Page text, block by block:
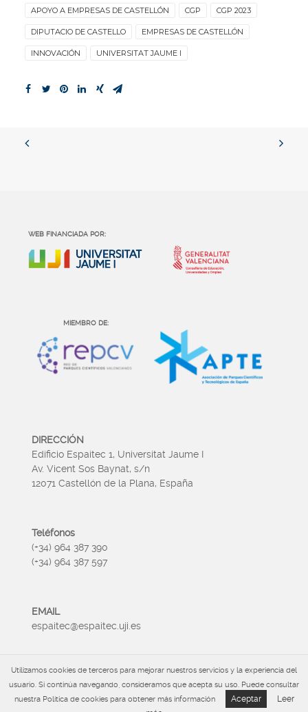
APOYO A EMPRESAS DE CASTELLÓN CGP CGP 2023
DIPUTACIO DE CASTELLO EMPRESAS DE CASTELLÓN
INNOVACIÓN UNIVERSITAT JAUME I
WEB FINANCIADA POR:
MIEMBRO DE:
DIRECCIÓN
Edificio Espaitec 1, Universitat Jaume I
Av. Vicent Sos Baynat, s/n
12071 Castellón de la Plana, España
Teléfonos
(+34) 964 387 390
(+34) 964 387 597
EMAIL
espaitec@espaitec.uji.es
HORARIO
Lunes a Viernes 09:00 – 15.00
Utilizamos cookies de terceros para mejorar nuestros servicios y la experiencia del
usuario. Si continúa navegando, consideramos que acepta su uso. Puede consultar
nuestra Política de cookies para obtener más información
Aceptar
Leer